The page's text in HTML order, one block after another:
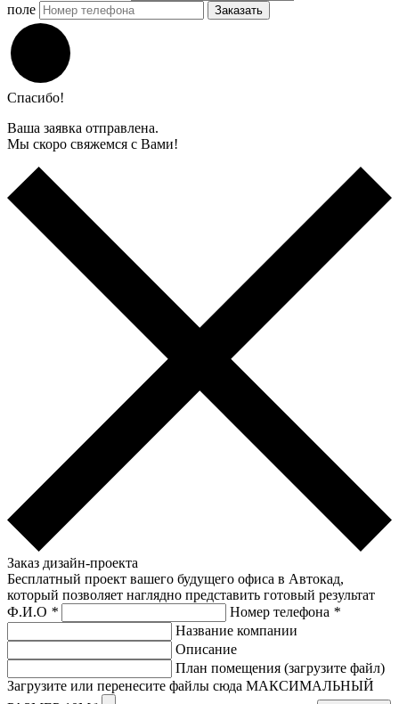
поле
Заказать
Спасибо!
Ваша заявка отправлена.
Мы скоро свяжемся с Вами!
Заказ дизайн-проекта
Бесплатный проект вашего будущего офиса в Автокад,
который позволяет наглядно представить готовый результат
Ф.И.О * Номер телефона *
Название компании
Описание
План помещения (загрузите файл)
Загрузите или перенесите файлы сюда МАКСИМАЛЬНЫЙ